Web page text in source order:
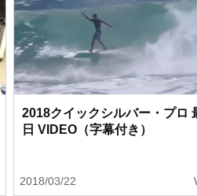
2018クイックシルバー・プロ
日 VIDEO（字幕付き）
2018/03/22